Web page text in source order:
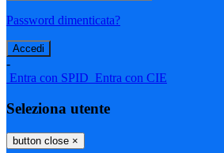
Password dimenticata?
-
Entra con SPID Entra con CIE
Seleziona utente
button close ×